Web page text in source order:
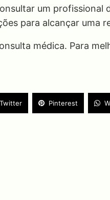
um profissional
para alcançar uma
médica. Para
Twitter Pinterest